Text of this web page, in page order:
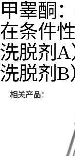
甲睾酮
在条件
洗脱剂A
洗脱剂B
相关产品：